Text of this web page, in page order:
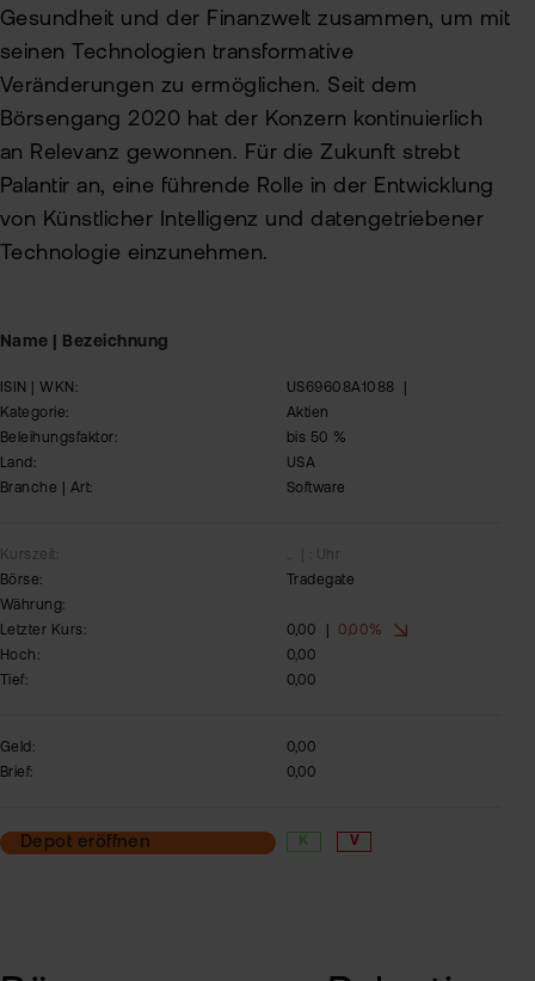
Gesundheit und der Finanzwelt zusammen, um mit
seinen Technologien transformative
Veränderungen zu ermöglichen. Seit dem
Börsengang 2020 hat der Konzern kontinuierlich
an Relevanz gewonnen. Für die Zukunft strebt
Palantir an, eine führende Rolle in der Entwicklung
von Künstlicher Intelligenz und datengetriebener
Technologie einzunehmen.
Name | Bezeichnung
ISIN | WKN: US69608A1088
Kategorie:
Aktien
Beleihungsfaktor:
bis 50 %
Land:
USA
Branche | Art:
Software
Kurszeit:
| : Uhr
Börse:
Tradegate
Währung:
Letzter Kurs:
0,00
0,00%
Hoch:
0,00
Tief:
0,00
Geld:
0,00
Brief:
0,00
Depot eröffnen K V